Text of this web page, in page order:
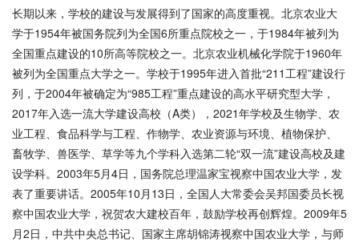
长期以来，学校的建设与发展得到了国家的高度重视。北京农业大
学于1954年被国务院列为全国6所重点院校之一，于1984年被列为
全国重点建设的10所高等院校之一。北京农业机械化学院于1960年
被列为全国重点大学之一。学校于1995年进入首批“211工程”建设行
列，于2004年被确定为“985工程”重点建设的高水平研究型大学，
2017年入选一流大学建设高校（A类），2021年学校及生物学、农
业工程、食品科学与工程、作物学、农业资源与环境、植物保护、
畜牧学、兽医学、草学等九个学科入选第二轮“双一流”建设高校及建
设学科。2003年5月4日，国务院总理温家宝视察中国农业大学，发
表了重要讲话。2005年10月13日，全国人大常委会吴邦国委员长视
察中国农业大学，祝贺农大建校百年，鼓励学校再创辉煌。2009年5
月2日，中共中央总书记、国家主席胡锦涛视察中国农业大学，与师